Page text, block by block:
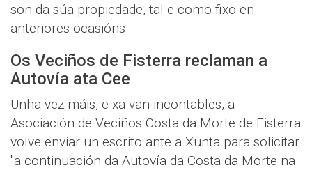
son da súa propiedade, tal e como fixo en
anteriores ocasións.
Os Veciños de Fisterra reclaman a
Autovía ata Cee
Unha vez máis, e xa van incontables, a
Asociación de Veciños Costa da Morte de Fisterra
volve enviar un escrito ante a Xunta para solicitar
"a continuación da Autovía da Costa da Morte na